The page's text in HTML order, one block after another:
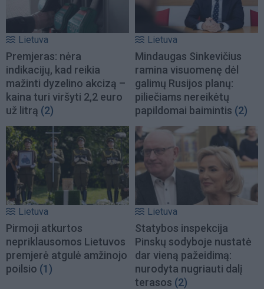
Lietuva
Premjeras: nėra
indikacijų, kad reikia
mažinti dyzelino akcizą –
kaina turi viršyti 2,2 euro
už litrą (2)
Lietuva
Mindaugas Sinkevičius
ramina visuomenę dėl
galimų Rusijos planų:
piliečiams nereikėtų
papildomai baimintis (2)
Lietuva
Pirmoji atkurtos
nepriklausomos Lietuvos
premjerė atgulė amžinojo
poilsio (1)
Lietuva
Statybos inspekcija
Pinskų sodyboje nustatė
dar vieną pažeidimą:
nurodyta nugriauti dalį
terasos (2)